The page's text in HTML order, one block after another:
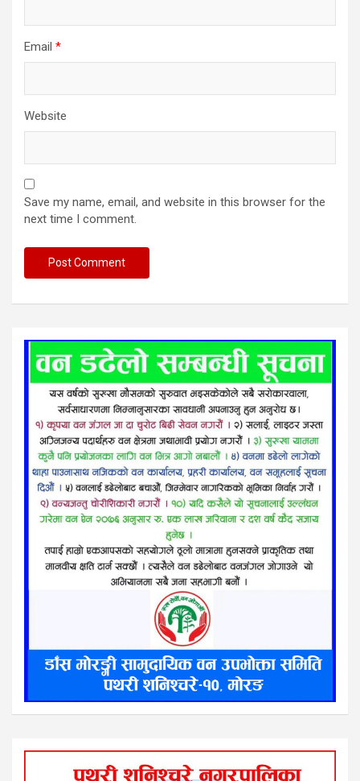
Email *
Website
Save my name, email, and website in this browser for the
next time I comment.